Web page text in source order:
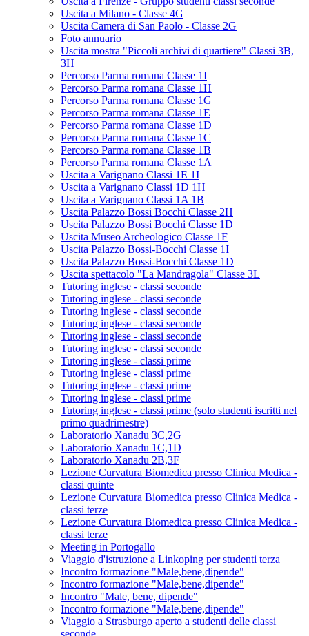
Uscita a Milano - Classe 4G
Uscita Camera di San Paolo - Classe 2G
Foto annuario
Uscita mostra "Piccoli archivi di quartiere" Classi 3B,
3H
Percorso Parma romana Classe 1I
Percorso Parma romana Classe 1H
Percorso Parma romana Classe 1G
Percorso Parma romana Classe 1E
Percorso Parma romana Classe 1D
Percorso Parma romana Classe 1C
Percorso Parma romana Classe 1B
Percorso Parma romana Classe 1A
Uscita a Varignano Classi 1E 1I
Uscita a Varignano Classi 1D 1H
Uscita a Varignano Classi 1A 1B
Uscita Palazzo Bossi Bocchi Classe 2H
Uscita Palazzo Bossi Bocchi Classe 1D
Uscita Museo Archeologico Classe 1F
Uscita Palazzo Bossi-Bocchi Classe 1I
Uscita Palazzo Bossi-Bocchi Classe 1D
Uscita spettacolo "La Mandragola" Classe 3L
Tutoring inglese - classi seconde
Tutoring inglese - classi seconde
Tutoring inglese - classi seconde
Tutoring inglese - classi seconde
Tutoring inglese - classi seconde
Tutoring inglese - classi seconde
Tutoring inglese - classi prime
Tutoring inglese - classi prime
Tutoring inglese - classi prime
Tutoring inglese - classi prime
Tutoring inglese - classi prime (solo studenti iscritti nel
primo quadrimestre)
Laboratorio Xanadu 3C,2G
Laboratorio Xanadu 1C,1D
Laboratorio Xanadu 2B,3F
Lezione Curvatura Biomedica presso Clinica Medica -
classi quinte
Lezione Curvatura Biomedica presso Clinica Medica -
classi terze
Lezione Curvatura Biomedica presso Clinica Medica -
classi terze
Meeting in Portogallo
Viaggio d'istruzione a Linkoping per studenti terza
Incontro formazione "Male,bene,dipende"
Incontro formazione "Male,bene,dipende"
Incontro "Male, bene, dipende"
Incontro formazione "Male,bene,dipende"
Viaggio a Strasburgo aperto a studenti delle classi